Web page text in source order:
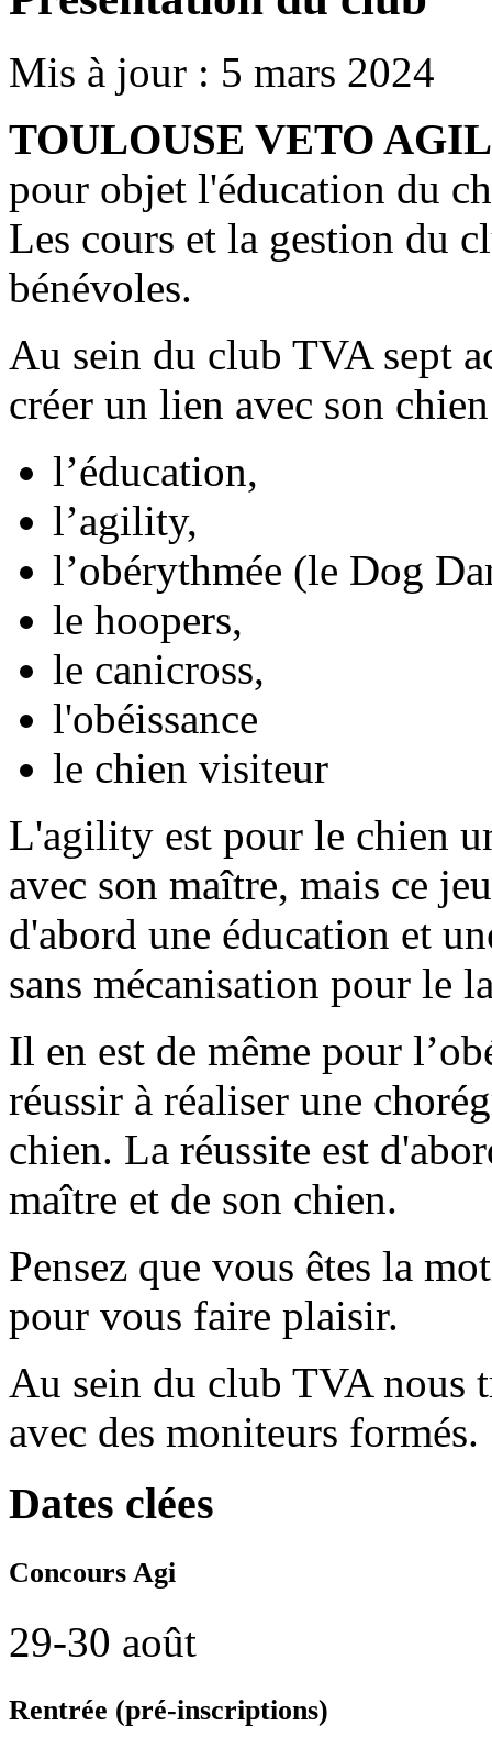
Mis à jour : 5 mars 2024
TOULOUSE VETO
pour objet l'éducation du
Les cours et la gestion du
bénévoles.
Au sein du club TVA sept
créer un lien avec son
l’éducation,
l’agility,
l’obérythmée (le Dog
le hoopers,
le canicross,
l'obéissance
le chien visiteur
L'agility est pour le chien
avec son maître, mais ce
d'abord une éducation et
sans mécanisation pour le
Il en est de même pour
réussir à réaliser une
chien. La réussite est
maître et de son chien.
Pensez que vous êtes la
pour vous faire plaisir.
Au sein du club TVA nous
avec des moniteurs formés.
Dates clées
Concours Agi
29-30 août
Rentrée (pré-inscriptions)